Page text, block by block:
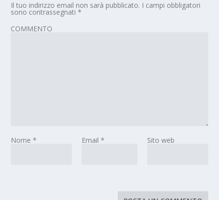
Il tuo indirizzo email non sarà pubblicato. I campi obbligatori
sono contrassegnati*
COMMENTO
Nome* Email * Sito web